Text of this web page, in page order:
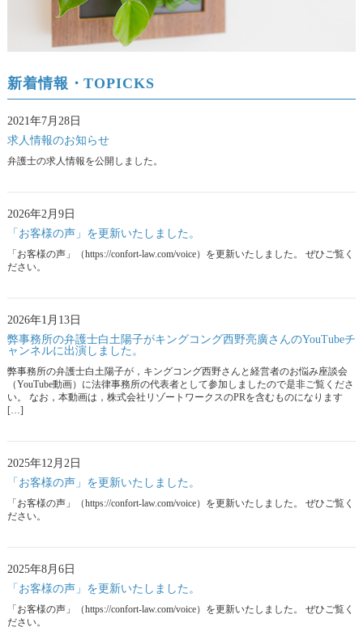
新着情報・TOPICKS
2021年7月28日
求人情報のお知らせ
弁護士の求人情報を公開しました。
2026年2月9日
「お客様の声」を更新いたしました。
「お客様の声」（https://confort-law.com/voice）を更新いたしました。 ぜひご覧く
ださい。
2026年1月13日
弊事務所の弁護士白土陽子がキングコング西野亮廣さんのYouTubeチ
ャンネルに出演しました。
弊事務所の弁護士白土陽子が，キングコング西野さんと経営者のお悩み座談会
（YouTube動画）に法律事務所の代表者として参加しましたので是非ご覧くださ
い。 なお，本動画は，株式会社リゾートワークスのPRを含むものになります
[…]
2025年12月2日
「お客様の声」を更新いたしました。
「お客様の声」（https://confort-law.com/voice）を更新いたしました。 ぜひご覧く
ださい。
2025年8月6日
「お客様の声」を更新いたしました。
「お客様の声」（https://confort-law.com/voice）を更新いたしました。 ぜひご覧く
ださい。